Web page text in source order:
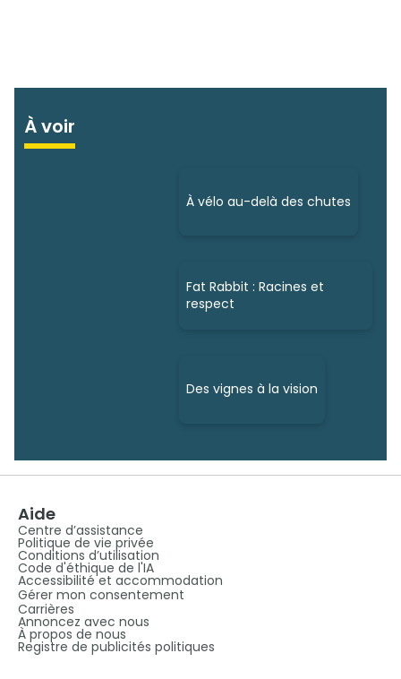
À voir
À vélo au-delà des chutes
Fat Rabbit : Racines et
respect
Des vignes à la vision
Aide
Centre d’assistance
Politique de vie privée
Conditions d’utilisation
Code d'éthique de l'IA
Accessibilité et accommodation
Gérer mon consentement
Carrières
Annoncez avec nous
À propos de nous
Registre de publicités politiques